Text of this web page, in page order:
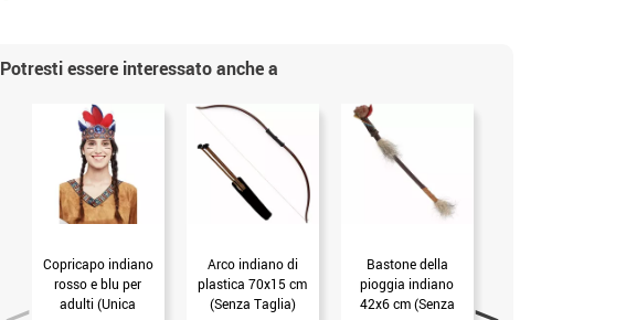
Potresti essere interessato anche a
Copricapo indiano
rosso e blu per
adulti (Unica
Arco indiano di
plastica 70x15 cm
(Senza Taglia)
Bastone della
pioggia indiano
42x6 cm (Senza